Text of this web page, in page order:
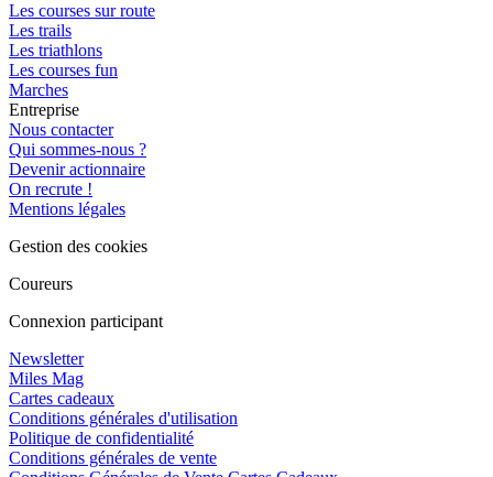
Les courses sur route
Les trails
Les triathlons
Les courses fun
Marches
Entreprise
Nous contacter
Qui sommes-nous ?
Devenir actionnaire
On recrute !
Mentions légales
Gestion des cookies
Coureurs
Connexion participant
Newsletter
Miles Mag
Cartes cadeaux
Conditions générales d'utilisation
Politique de confidentialité
Conditions générales de vente